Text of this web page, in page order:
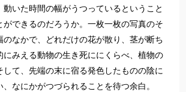
動いた時間の幅がうつっているということ
ができるのだろうか。一枚一枚の写真のそ
のなかで、どれだけの花が散り、茎が断ち
にみえる動物の生き死ににくらべ、植物の
して、先端の末に宿る発色したものの陰に
なにかがつづられることを待つ余白。